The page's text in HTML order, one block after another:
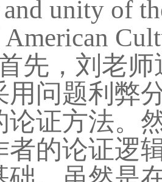
unity of
先，刘老
用问题利弊
论证方法。
者的论证逻